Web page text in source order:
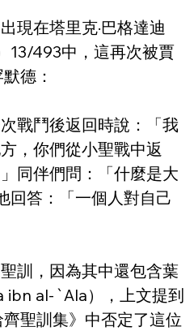
現在塔里克·巴格達迪
13/493中，這再次被賈
德：
戰鬥後返回時說：「我
，你們從小聖戰中返
同伴們問：「什麼是大
回答：「一個人對自己
訓，因為其中還包含葉
ibn al-`Ala），上文提到
聖訓集》中否定了這位